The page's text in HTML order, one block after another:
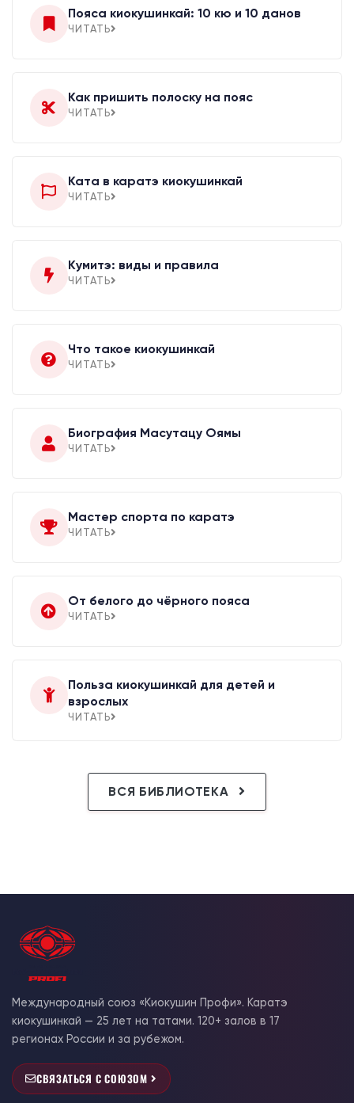
Пояса киокушинкай: 10 кю и 10 данов
ЧИТАТЬ
Как пришить полоску на пояс
ЧИТАТЬ
Ката в каратэ киокушинкай
ЧИТАТЬ
Кумитэ: виды и правила
ЧИТАТЬ
Что такое киокушинкай
ЧИТАТЬ
Биография Масутацу Оямы
ЧИТАТЬ
Мастер спорта по каратэ
ЧИТАТЬ
От белого до чёрного пояса
ЧИТАТЬ
Польза киокушинкай для детей и
взрослых
ЧИТАТЬ
ВСЯ БИБЛИОТЕКА
Международный союз «Киокушин Профи». Каратэ
киокушинкай — 25 лет на татами. 120+ залов в 17
регионах России и за рубежом.
СВЯЗАТЬСЯ С СОЮЗОМ